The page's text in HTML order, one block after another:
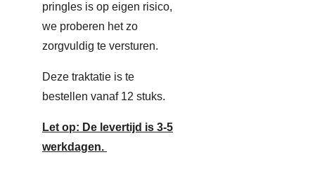
pringles is op eigen risico,
we proberen het zo
zorgvuldig te versturen.
Deze traktatie is te
bestellen vanaf 12 stuks.
Let op: De levertijd is 3-5
werkdagen.